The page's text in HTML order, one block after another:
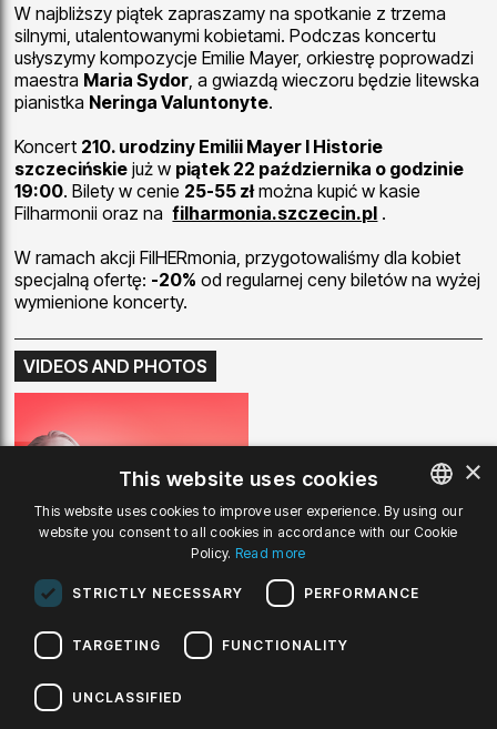
W najbliższy piątek zapraszamy na spotkanie z trzema
silnymi, utalentowanymi kobietami. Podczas koncertu
usłyszymy kompozycje Emilie Mayer, orkiestrę poprowadzi
maestra Maria Sydor , a gwiazdą wieczoru będzie litewska
pianistka Neringa Valuntonyte.
Koncert 210. urodziny Emilii Mayer I Historie
szczecińskie już w piątek 22 października o godzinie
19:00. Bilety w cenie 25-55 złmożna kupić w kasie
Filharmonii oraz na filharmonia.szczecin.pl .
W ramach akcji FilHERmonia, przygotowaliśmy dla kobiet
specjalną ofertę: -20% od regularnej ceny biletów na wyżej
wymienione koncerty.
VIDEOS AND PHOTOS
POLISH
×
This website uses cookies
This website uses cookies to improve user experience. By using our
website you consent to all cookies in accordance with our Cookie
Policy. Read more
STRICTLY NECESSARY PERFORMANCE
TARGETING FUNCTIONALITY
UNCLASSIFIED